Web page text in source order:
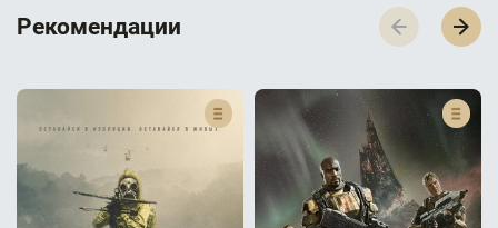
Р­­­е­­­к­­­о­­­м­­­е­­­н­­­д­­­а­­­ц­­­и­­­и